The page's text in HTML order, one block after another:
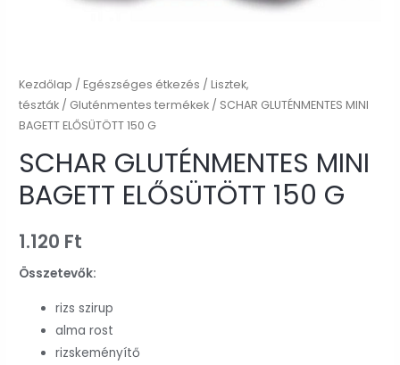
Kezdőlap /Egészséges étkezés /Lisztek,
tészták / Gluténmentes termékek / SCHAR GLUTÉNMENTES MINI
BAGETT ELŐSÜTÖTT 150 G
SCHAR GLUTÉNMENTES MINI
BAGETT ELŐSÜTÖTT 150 G
1.120 Ft
Összetevők:
rizs szirup
alma rost
rizskeményítő